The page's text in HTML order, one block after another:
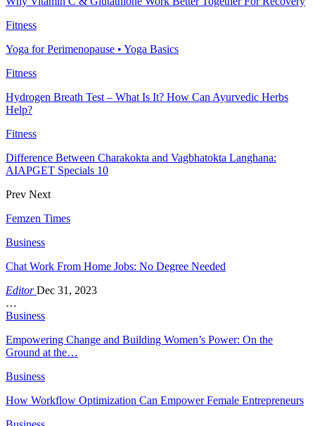
Fitness
Yoga for Perimenopause • Yoga Basics
Fitness
Hydrogen Breath Test – What Is It? How Can Ayurvedic Herbs
Help?
Fitness
Difference Between Charakokta and Vagbhatokta Langhana:
AIAPGET Specials 10
Prev Next
Femzen Times
Business
Chat Work From Home Jobs: No Degree Needed
EditorDec 31, 2023
…
Business
Empowering Change and Building Women’s Power: On the
Ground at the…
Business
How Workflow Optimization Can Empower Female Entrepreneurs